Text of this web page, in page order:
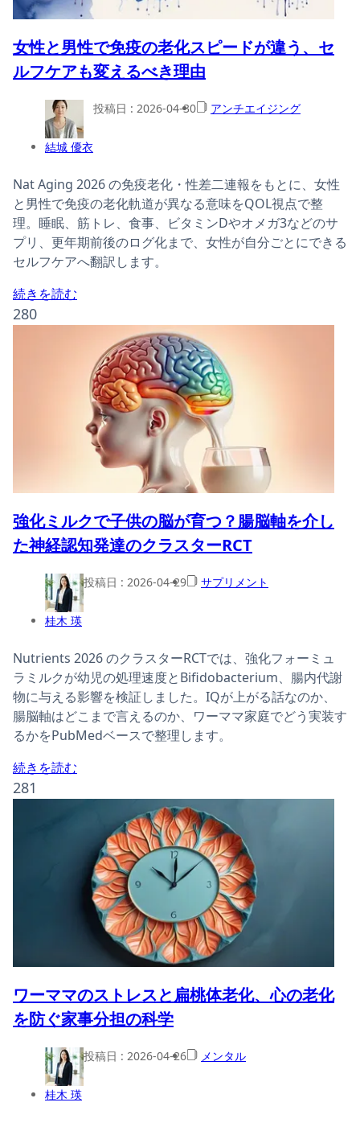
女性と男性で免疫の老化スピードが違う、セ
ルフケアも変えるべき理由
結城 優衣
投稿日 : 2026-04-30 アンチエイジング
Nat Aging 2026 の免疫老化・性差二連報をもとに、女性
と男性で免疫の老化軌道が異なる意味をQOL視点で整
理。睡眠、筋トレ、食事、ビタミンDやオメガ3などのサ
プリ、更年期前後のログ化まで、女性が自分ごとにできる
セルフケアへ翻訳します。
続きを読む
280
強化ミルクで子供の脳が育つ？腸脳軸を介し
た神経認知発達のクラスターRCT
桂木 瑛
投稿日 : 2026-04-29 サプリメント
Nutrients 2026 のクラスターRCTでは、強化フォーミュ
ラミルクが幼児の処理速度とBifidobacterium、腸内代謝
物に与える影響を検証しました。IQが上がる話なのか、
腸脳軸はどこまで言えるのか、ワーママ家庭でどう実装す
るかをPubMedベースで整理します。
続きを読む
281
ワーママのストレスと扁桃体老化、心の老化
を防ぐ家事分担の科学
桂木 瑛
投稿日 : 2026-04-26 メンタル